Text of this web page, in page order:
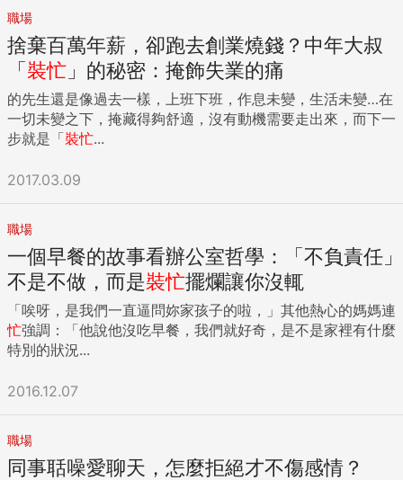
職場
捨棄百萬年薪，卻跑去創業燒錢？中年大叔
「裝忙 」的秘密：掩飾失業的痛
的先生還是像過去一樣，上班下班，作息未變，生活未變…在
一切未變之下，掩藏得夠舒適，沒有動機需要走出來，而下一
步就是「裝忙...
2017.03.09
職場
一個早餐的故事看辦公室哲學：「不負責任」
不是不做，而是裝忙擺爛讓你沒輒
「唉呀，是我們一直逼問妳家孩子的啦，」其他熱心的媽媽連
忙強調：「他說他沒吃早餐，我們就好奇，是不是家裡有什麼
特別的狀況...
2016.12.07
職場
同事聒噪愛聊天，怎麼拒絕才不傷感情？